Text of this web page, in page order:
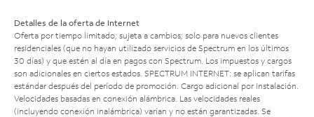
Detalles de la oferta de Internet
Oferta por tiempo limitado; sujeta a cambios; solo para nuevos clientes
residenciales (que no hayan utilizado servicios de Spectrum en los últimos
30 días) y que estén al día en pagos con Spectrum. Los impuestos y cargos
son adicionales en ciertos estados. SPECTRUM INTERNET: se aplican tarifas
estándar después del período de promoción. Cargo adicional por instalación.
Velocidades basadas en conexión alámbrica. Las velocidades reales
(incluyendo conexión inalámbrica) varían y no están garantizadas. Se